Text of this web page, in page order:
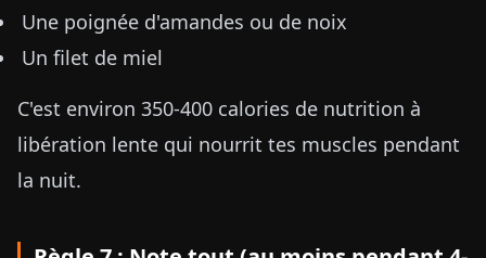
Une poignée d'amandes ou de noix
Un filet de miel
C'est environ 350-400 calories de nutrition à
libération lente qui nourrit tes muscles pendant
la nuit.